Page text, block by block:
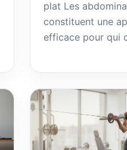
plat Les
constituent une
efficace pour qui